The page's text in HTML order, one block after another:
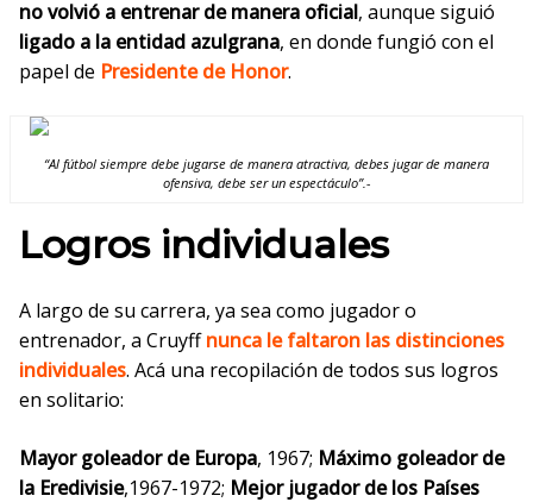
no volvió a entrenar de manera oficial, aunque siguió
ligado a la entidad azulgrana, en donde fungió con el
papel de Presidente de Honor.
“Al fútbol siempre debe jugarse de manera atractiva, debes jugar de manera
ofensiva, debe ser un espectáculo”.-
Logros individuales
A largo de su carrera, ya sea como jugador o
entrenador, a Cruyffnunca le faltaron las distinciones
individuales. Acá una recopilación de todos sus logros
en solitario:
Mayor goleador de Europa, 1967; Máximo goleador de
la Eredivisie,1967-1972; Mejor jugador de los Países